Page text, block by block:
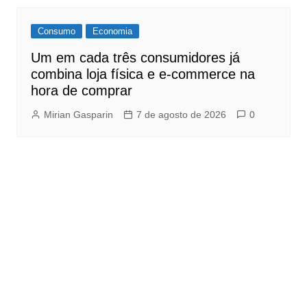
Consumo Economia
Um em cada três consumidores já
combina loja física e e-commerce na
hora de comprar
Mirian Gasparin 7 de agosto de 2026 0